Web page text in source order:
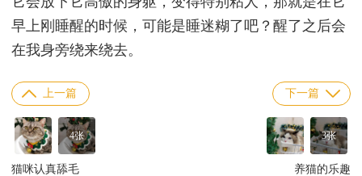
早上刚睡醒的时候，可能是睡迷糊了吧？醒了之后会
在我身旁绕来绕去。
上一篇
4张
猫咪认真舔毛
下一篇
3张
养猫的乐趣